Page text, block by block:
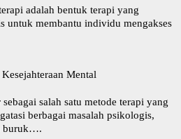
adalah bentuk terapi yang
untuk membantu individu mengakses
Mental
salah satu metode terapi yang
berbagai masalah psikologis,
buruk….